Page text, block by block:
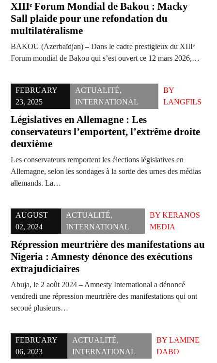
XIIIᵉ Forum Mondial de Bakou : Macky
Sall plaide pour une refondation du
multilatéralisme
BAKOU (Azerbaïdjan) – Dans le cadre prestigieux du XIIIᵉ
Forum mondial de Bakou qui s’est ouvert ce 12 mars 2026,…
FEBRUARY
23, 2025
ACTUALITÉ,
INTERNATIONAL
BY
LANGFILS
Législatives en Allemagne : Les
conservateurs l’emportent, l’extrême droite
deuxième
Les conservateurs remportent les élections législatives en
Allemagne, selon les sondages à la sortie des urnes des médias
allemands. La…
AUGUST
02, 2024
ACTUALITÉ,
INTERNATIONAL
BYKERANOS
MEDIA
Répression meurtrière des manifestations au
Nigeria : Amnesty dénonce des exécutions
extrajudiciaires
Abuja, le 2 août 2024 – Amnesty International a dénoncé
vendredi une répression meurtrière des manifestations qui ont
secoué plusieurs…
FEBRUARY
06, 2023
ACTUALITÉ,
INTERNATIONAL
BY LAMINE
DABO